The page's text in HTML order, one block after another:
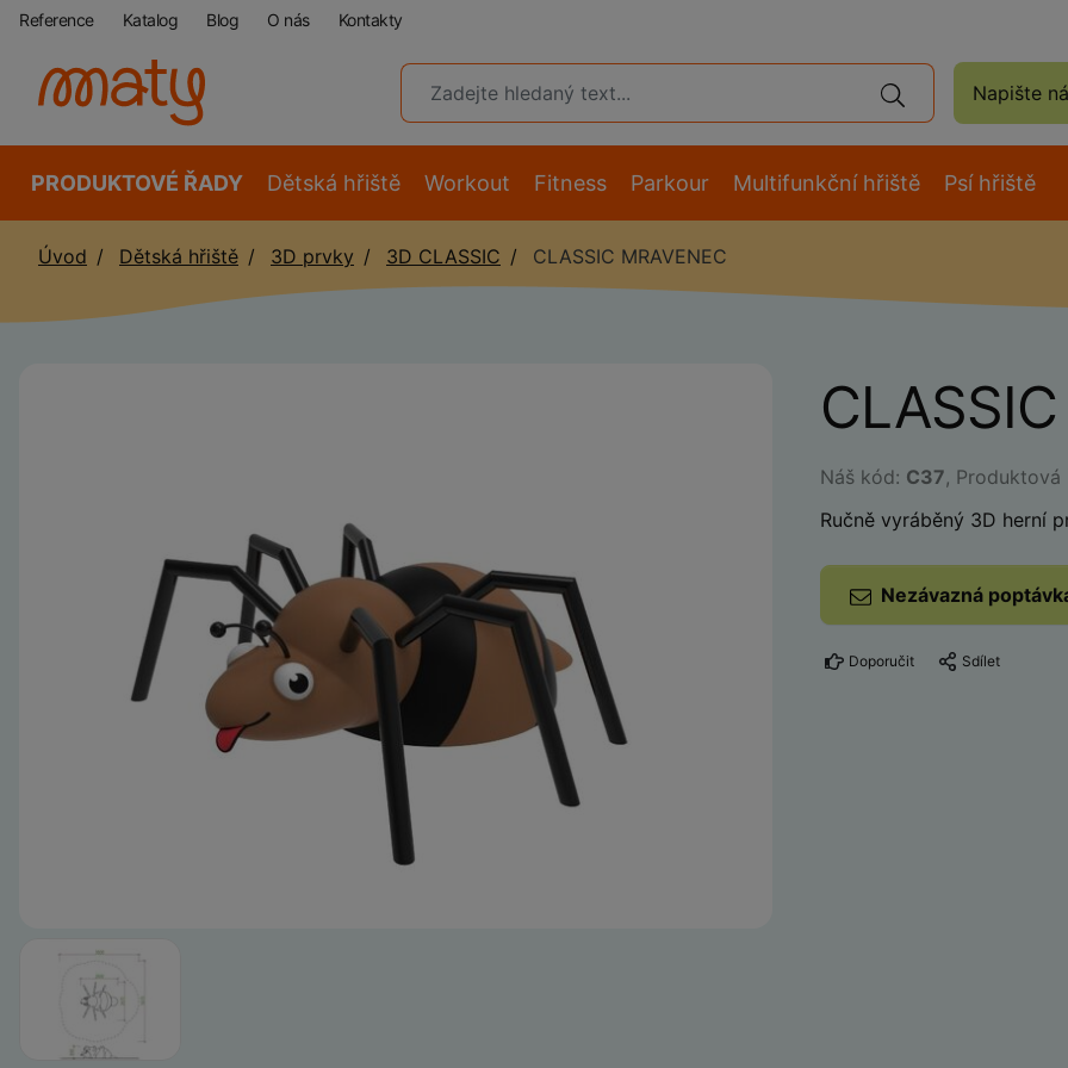
Reference Katalog Blog O nás Kontakty
Napište
PRODUKTOVÉ ŘADY Dětská hřiště Workout Fitness Parkour Multifunkční hřiště Psí hřiště
Úvod Dětská hřiště 3D prvky 3D CLASSIC CLASSIC MRAVENEC
Náš kód: C37,
Ručně vyráběný 3D herní
Nezávazná
Doporučit Sdílet